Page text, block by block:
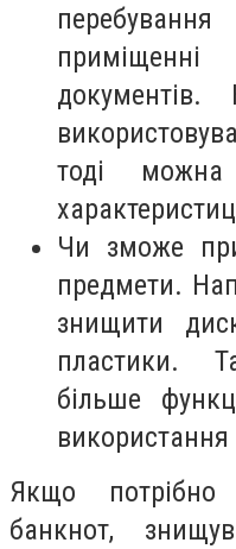
тоді
Чи зможе
предмети.
знищити
пластики.
більше
використання
Якщо потрібно
банкнот,